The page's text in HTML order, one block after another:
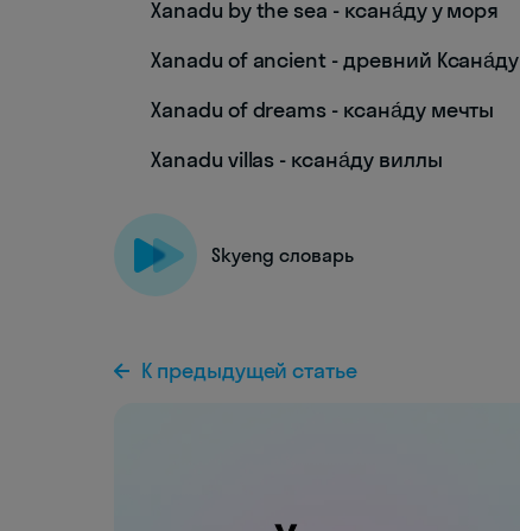
Xanadu by the sea - ксана́ду у моря
Xanadu of ancient - древний Ксана́ду
Xanadu of dreams - ксана́ду мечты
Xanadu villas - ксана́ду виллы
Skyeng словарь
К предыдущей статье